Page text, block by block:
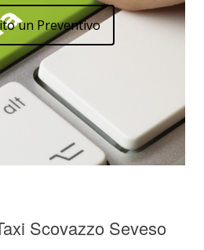
un Preventivo
Scovazzo Seveso